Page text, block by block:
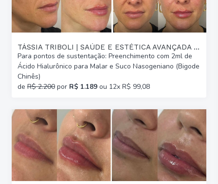
TÁSSIA TRIBOLI | SAÚDE E ESTÉTICA AVANÇADA | GLÓRIA
Para pontos de sustentação: Preenchimento com 2ml de
Ácido Hialurônico para Malar e Suco Nasogeniano (Bigode
Chinês)
de R$ 2.200 por R$ 1.189 ou 12x R$ 99,08